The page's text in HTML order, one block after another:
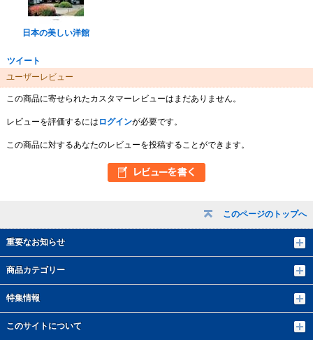
このページのトップへ
重要なお知らせ
商品カテゴリー
特集情報
このサイトについて
日本の美しい洋館
ツイート
ユーザーレビュー
この商品に寄せられたカスタマーレビューはまだありません。
レビューを評価するには ログインが必要です。
この商品に対するあなたのレビューを投稿することができます。